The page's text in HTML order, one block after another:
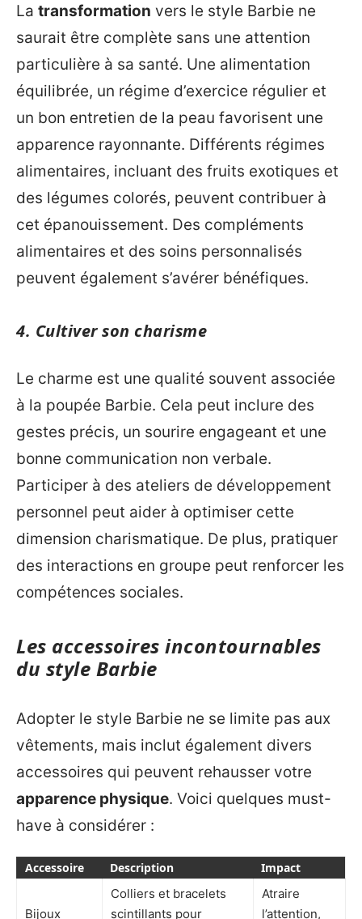
La transformation vers le style Barbie ne
saurait être complète sans une attention
particulière à sa santé. Une alimentation
équilibrée, un régime d’exercice régulier et
un bon entretien de la peau favorisent une
apparence rayonnante. Différents régimes
alimentaires, incluant des fruits exotiques et
des légumes colorés, peuvent contribuer à
cet épanouissement. Des compléments
alimentaires et des soins personnalisés
peuvent également s’avérer bénéfiques.
4. Cultiver son charisme
Le charme est une qualité souvent associée
à la poupée Barbie. Cela peut inclure des
gestes précis, un sourire engageant et une
bonne communication non verbale.
Participer à des ateliers de développement
personnel peut aider à optimiser cette
dimension charismatique. De plus, pratiquer
des interactions en groupe peut renforcer les
compétences sociales.
Les accessoires incontournables
du style Barbie
Adopter le style Barbie ne se limite pas aux
vêtements, mais inclut également divers
accessoires qui peuvent rehausser votre
apparence physique. Voici quelques must-
have à considérer :
Accessoire Description Impact
Bijoux
Colliers et bracelets
scintillants pour
Atraire
l’attention,